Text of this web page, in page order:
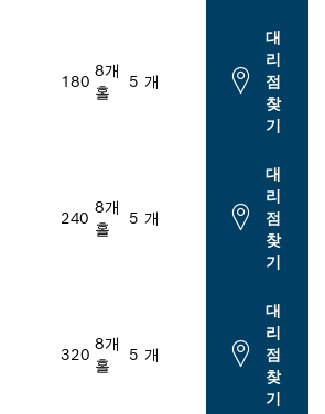
180
8개
홀
5 개
대
리
점
찾
기
240
8개
홀
5 개
대
리
점
찾
기
320
8개
홀
5 개
대
리
점
찾
기